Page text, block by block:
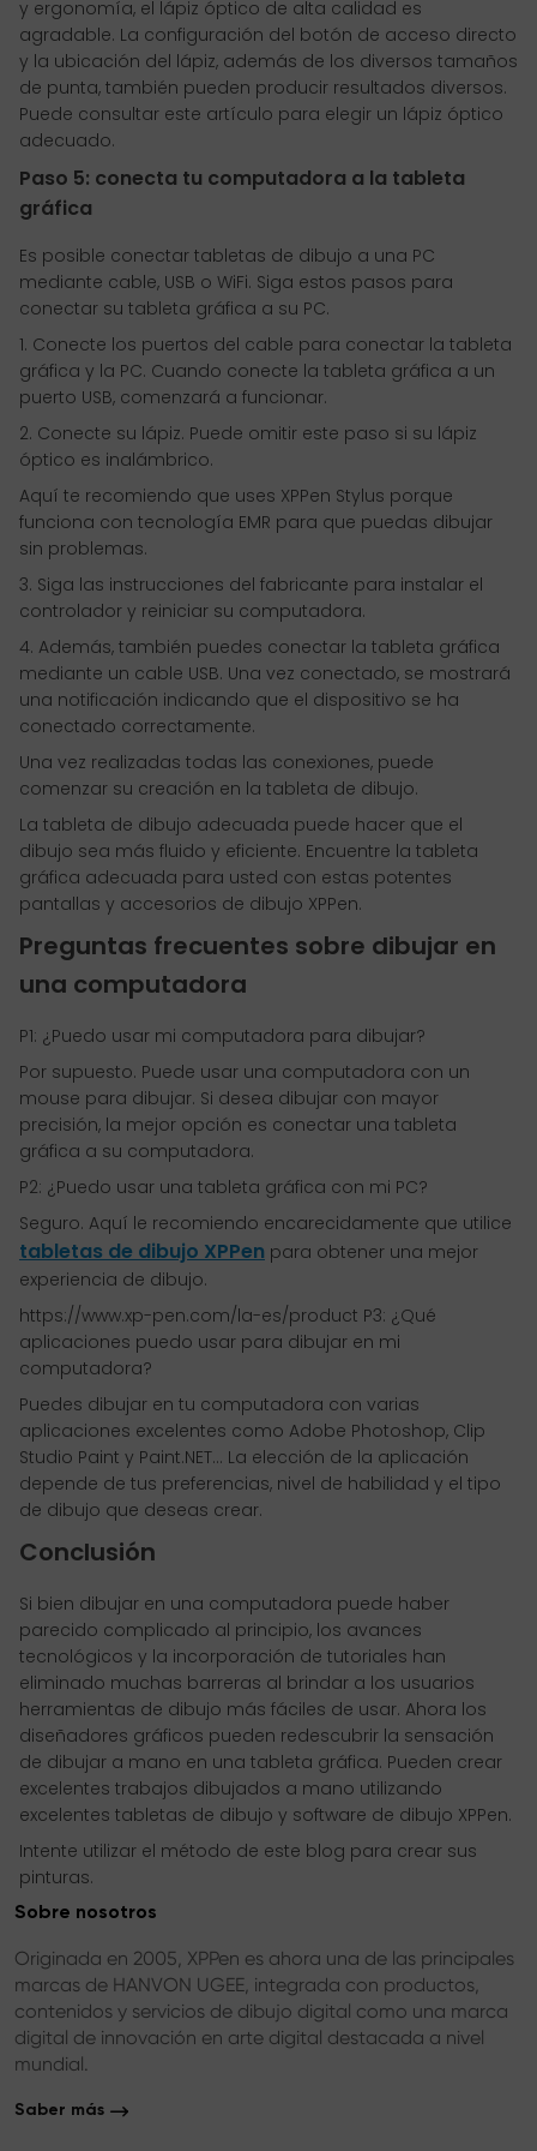
y ergonomía, el lápiz óptico de alta calidad es
agradable. La configuración del botón de acceso directo
y la ubicación del lápiz, además de los diversos tamaños
de punta, también pueden producir resultados diversos.
Puede consultar este artículo para elegir un lápiz óptico
adecuado.
Paso 5: conecta tu computadora a la tableta
gráfica
Es posible conectar tabletas de dibujo a una PC
mediante cable, USB o WiFi. Siga estos pasos para
conectar su tableta gráfica a su PC.
1. Conecte los puertos del cable para conectar la tableta
gráfica y la PC. Cuando conecte la tableta gráfica a un
puerto USB, comenzará a funcionar.
2. Conecte su lápiz. Puede omitir este paso si su lápiz
óptico es inalámbrico.
Aquí te recomiendo que uses XPPen Stylus porque
funciona con tecnología EMR para que puedas dibujar
sin problemas.
3. Siga las instrucciones del fabricante para instalar el
controlador y reiniciar su computadora.
4. Además, también puedes conectar la tableta gráfica
mediante un cable USB. Una vez conectado, se mostrará
una notificación indicando que el dispositivo se ha
conectado correctamente.
Una vez realizadas todas las conexiones, puede
comenzar su creación en la tableta de dibujo.
La tableta de dibujo adecuada puede hacer que el
dibujo sea más fluido y eficiente. Encuentre la tableta
gráfica adecuada para usted con estas potentes
pantallas y accesorios de dibujo XPPen.
Preguntas frecuentes sobre dibujar en
una computadora
P1: ¿Puedo usar mi computadora para dibujar?
Por supuesto. Puede usar una computadora con un
mouse para dibujar. Si desea dibujar con mayor
precisión, la mejor opción es conectar una tableta
gráfica a su computadora.
P2: ¿Puedo usar una tableta gráfica con mi PC?
Seguro. Aquí le recomiendo encarecidamente que utilice
tabletas de dibujo XPPen para obtener una mejor
experiencia de dibujo.
https://www.xp-pen.com/la-es/product P3: ¿Qué
aplicaciones puedo usar para dibujar en mi
computadora?
Puedes dibujar en tu computadora con varias
aplicaciones excelentes como Adobe Photoshop, Clip
Studio Paint y Paint.NET... La elección de la aplicación
depende de tus preferencias, nivel de habilidad y el tipo
de dibujo que deseas crear.
Conclusión
Si bien dibujar en una computadora puede haber
parecido complicado al principio, los avances
tecnológicos y la incorporación de tutoriales han
eliminado muchas barreras al brindar a los usuarios
herramientas de dibujo más fáciles de usar. Ahora los
diseñadores gráficos pueden redescubrir la sensación
de dibujar a mano en una tableta gráfica. Pueden crear
excelentes trabajos dibujados a mano utilizando
excelentes tabletas de dibujo y software de dibujo XPPen.
Intente utilizar el método de este blog para crear sus
pinturas.
Sobre nosotros
Originada en 2005, XPPen es ahora una de las principales
marcas de HANVON UGEE, integrada con productos,
contenidos y servicios de dibujo digital como una marca
digital de innovación en arte digital destacada a nivel
mundial.
Saber más